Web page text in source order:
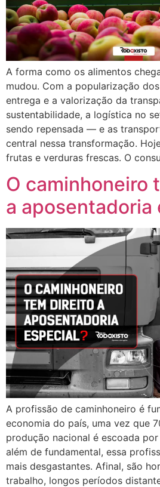
A forma como os alimentos
mudou. Com a popularização
entrega e a valorização da
sustentabilidade, a logística no
sendo repensada — e as
central nessa transformação.
frutas e verduras frescas. O
O caminhoneiro
a aposentadoria
A profissão de caminhoneiro é
economia do país, uma vez que
produção nacional é escoada
além de fundamental, essa
mais desgastantes. Afinal, são
trabalho, longos períodos